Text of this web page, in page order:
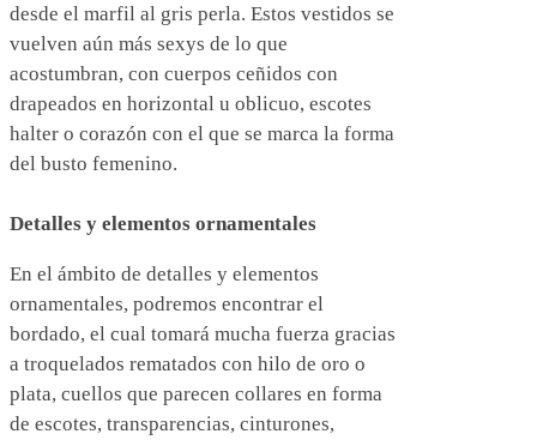
desde el marfil al gris perla. Estos vestidos se
vuelven aún más sexys de lo que
acostumbran, con cuerpos ceñidos con
drapeados en horizontal u oblicuo, escotes
halter o corazón con el que se marca la forma
del busto femenino.
Detalles y elementos ornamentales
En el ámbito de detalles y elementos
ornamentales, podremos encontrar el
bordado, el cual tomará mucha fuerza gracias
a troquelados rematados con hilo de oro o
plata, cuellos que parecen collares en forma
de escotes, transparencias, cinturones,